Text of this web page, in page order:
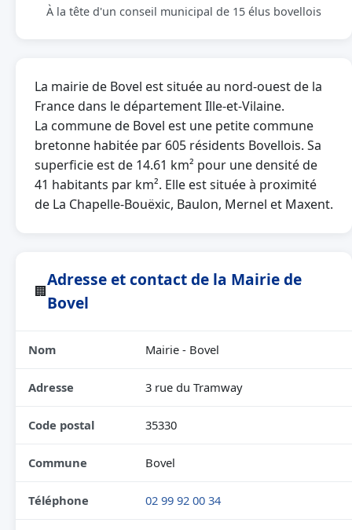
À la tête d'un conseil municipal de 15 élus bovellois
La mairie de Bovel est située au nord-ouest de la
France dans le département Ille-et-Vilaine.
La commune de Bovel est une petite commune
bretonne habitée par 605 résidents Bovellois. Sa
superficie est de 14.61 km² pour une densité de
41 habitants par km². Elle est située à proximité
de La Chapelle-Bouëxic, Baulon, Mernel et Maxent.
🏢
Adresse et contact de la Mairie de
Bovel
Nom Mairie - Bovel
Adresse 3 rue du Tramway
Code postal 35330
Commune Bovel
Téléphone 02 99 92 00 34